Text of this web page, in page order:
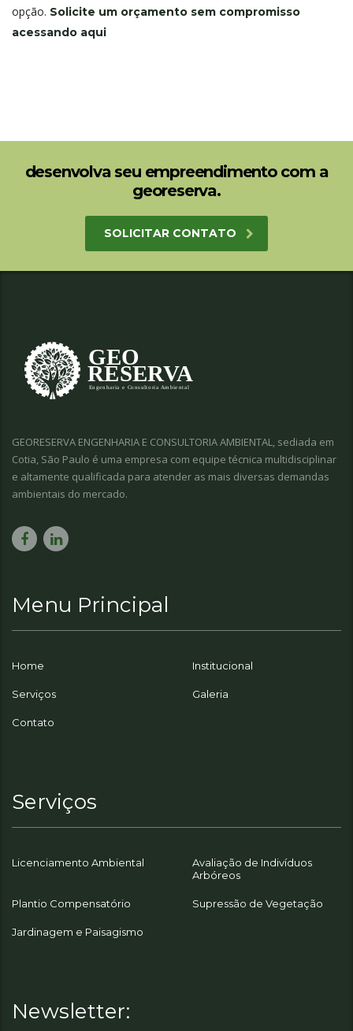
opção. Solicite um orçamento sem compromisso
acessando aqui
desenvolva seu empreendimento com a
georeserva.
SOLICITAR CONTATO
GEORESERVA ENGENHARIA E CONSULTORIA AMBIENTAL, sediada em
Cotia, São Paulo é uma empresa com equipe técnica multidisciplinar
e altamente qualificada para atender as mais diversas demandas
ambientais do mercado.
Menu Principal
Home Institucional
Serviços Galeria
Contato
Serviços
Licenciamento Ambiental
Avaliação de Indivíduos
Arbóreos
Plantio Compensatório Supressão de Vegetação
Jardinagem e Paisagismo
Newsletter: